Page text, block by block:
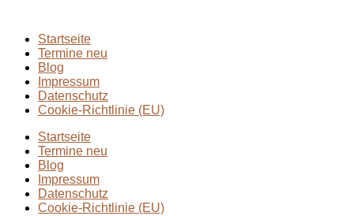
Startseite
Termine neu
Blog
Impressum
Datenschutz
Cookie-Richtlinie (EU)
Startseite
Termine neu
Blog
Impressum
Datenschutz
Cookie-Richtlinie (EU)